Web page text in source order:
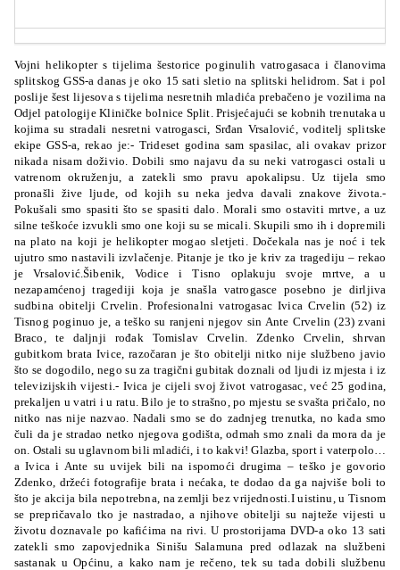
Vojni helikopter s tijelima šestorice poginulih vatrogasaca i članovima
splitskog GSS-a danas je oko 15 sati sletio na splitski helidrom. Sat i pol
poslije šest lijesova s tijelima nesretnih mladića prebačeno je vozilima na
Odjel patologije Kliničke bolnice Split.Prisjećajući se kobnih trenutaka u
kojima su stradali nesretni vatrogasci, Srđan Vrsalović, voditelj splitske
ekipe GSS-a, rekao je:- Trideset godina sam spasilac, ali ovakav prizor
nikada nisam doživio. Dobili smo najavu da su neki vatrogasci ostali u
vatrenom okruženju, a zatekli smo pravu apokalipsu. Uz tijela smo
pronašli žive ljude, od kojih su neka jedva davali znakove života.-
Pokušali smo spasiti što se spasiti dalo. Morali smo ostaviti mrtve, a uz
silne teškoće izvukli smo one koji su se micali. Skupili smo ih i dopremili
na plato na koji je helikopter mogao sletjeti. Dočekala nas je noć i tek
ujutro smo nastavili izvlačenje. Pitanje je tko je kriv za tragediju – rekao
je Vrsalović.Šibenik, Vodice i Tisno oplakuju svoje mrtve, a u
nezapamćenoj tragediji koja je snašla vatrogasce posebno je dirljiva
sudbina obitelji Crvelin. Profesionalni vatrogasac Ivica Crvelin (52) iz
Tisnog poginuo je, a teško su ranjeni njegov sin Ante Crvelin (23) zvani
Braco, te daljnji rođak Tomislav Crvelin. Zdenko Crvelin, shrvan
gubitkom brata Ivice, razočaran je što obitelji nitko nije službeno javio
što se dogodilo, nego su za tragični gubitak doznali od ljudi iz mjesta i iz
televizijskih vijesti.- Ivica je cijeli svoj život vatrogasac, već 25 godina,
prekaljen u vatri i u ratu. Bilo je to strašno, po mjestu se svašta pričalo, no
nitko nas nije nazvao. Nadali smo se do zadnjeg trenutka, no kada smo
čuli da je stradao netko njegova godišta, odmah smo znali da mora da je
on. Ostali su uglavnom bili mladići, i to kakvi! Glazba, sport i vaterpolo…
a Ivica i Ante su uvijek bili na ispomoći drugima – teško je govorio
Zdenko, držeći fotografije brata i nećaka, te dodao da ga najviše boli to
što je akcija bila nepotrebna, na zemlji bezvrijednosti.I uistinu, u Tisnom
se prepričavalo tko je nastradao, a njihove obitelji su najteže vijesti u
životu doznavale po kafićima na rivi. U prostorijama DVD-a oko 13 sati
zatekli smo zapovjednika Sinišu Salamuna pred odlazak na službeni
sastanak u Općinu, a kako nam je rečeno, tek su tada dobili službenu